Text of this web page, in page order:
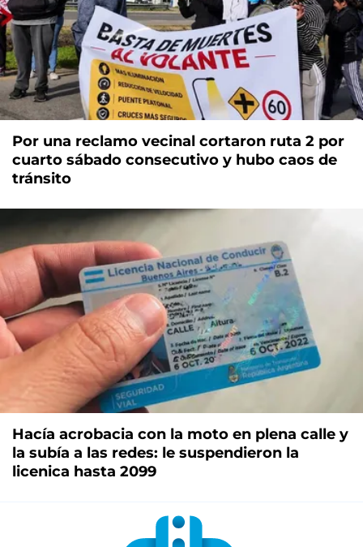
Por una reclamo vecinal cortaron ruta 2 por
cuarto sábado consecutivo y hubo caos de
tránsito
Hacía acrobacia con la moto en plena calle y
la subía a las redes: le suspendieron la
licenica hasta 2099